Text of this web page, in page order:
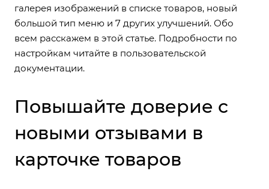
галерея изображений в списке товаров, новый
большой тип меню и 7 других улучшений. Обо
всем расскажем в этой статье. Подробности по
настройкам читайте в пользовательской
документации.
Повышайте доверие с
новыми отзывами в
карточке товаров